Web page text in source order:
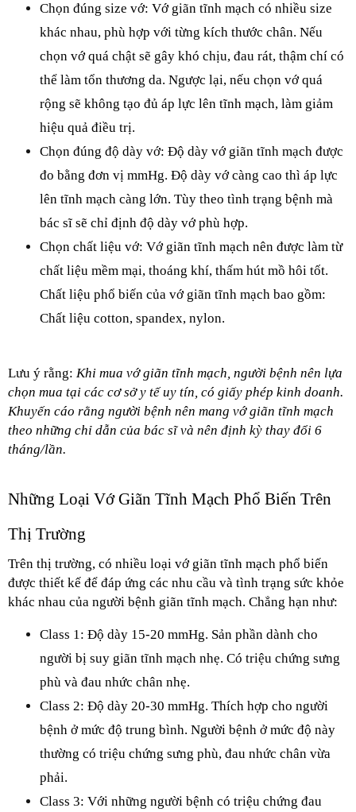
Chọn đúng size vớ: Vớ giãn tĩnh mạch có nhiều size
khác nhau, phù hợp với từng kích thước chân. Nếu
chọn vớ quá chật sẽ gây khó chịu, đau rát, thậm chí có
thể làm tổn thương da. Ngược lại, nếu chọn vớ quá
rộng sẽ không tạo đủ áp lực lên tĩnh mạch, làm giảm
hiệu quả điều trị.
Chọn đúng độ dày vớ: Độ dày vớ giãn tĩnh mạch được
đo bằng đơn vị mmHg. Độ dày vớ càng cao thì áp lực
lên tĩnh mạch càng lớn. Tùy theo tình trạng bệnh mà
bác sĩ sẽ chỉ định độ dày vớ phù hợp.
Chọn chất liệu vớ: Vớ giãn tĩnh mạch nên được làm từ
chất liệu mềm mại, thoáng khí, thấm hút mồ hôi tốt.
Chất liệu phổ biến của vớ giãn tĩnh mạch bao gồm:
Chất liệu cotton, spandex, nylon.
Lưu ý rằng: Khi mua vớ giãn tĩnh mạch, người bệnh nên lựa
chọn mua tại các cơ sở y tế uy tín, có giấy phép kinh doanh.
Khuyến cáo rằng người bệnh nên mang vớ giãn tĩnh mạch
theo những chỉ dẫn của bác sĩ và nên định kỳ thay đổi 6
tháng/lần.
Những Loại Vớ Giãn Tĩnh Mạch Phổ Biến Trên
Thị Trường
Trên thị trường, có nhiều loại vớ giãn tĩnh mạch phổ biến
được thiết kế để đáp ứng các nhu cầu và tình trạng sức khỏe
khác nhau của người bệnh giãn tĩnh mạch. Chẳng hạn như:
Class 1: Độ dày 15-20 mmHg. Sản phần dành cho
người bị suy giãn tĩnh mạch nhẹ. Có triệu chứng sưng
phù và đau nhức chân nhẹ.
Class 2: Độ dày 20-30 mmHg. Thích hợp cho người
bệnh ở mức độ trung bình. Người bệnh ở mức độ này
thường có triệu chứng sưng phù, đau nhức chân vừa
phải.
Class 3: Với những người bệnh có triệu chứng đau